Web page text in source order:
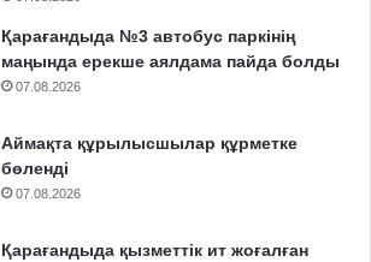
Қарағандыда №3 автобус паркінің
маңында ерекше аялдама пайда болды
07.08.2026
Аймақта құрылысшылар құрметке
бөленді
07.08.2026
Қарағандыда қызметтік ит жоғалған